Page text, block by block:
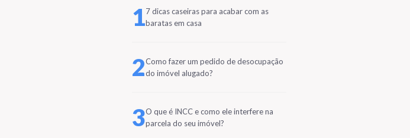
17 dicas caseiras para acabar com as
baratas em casa
2Como fazer um pedido de desocupação
do imóvel alugado?
3O que é INCC e como ele interfere na
parcela do seu imóvel?